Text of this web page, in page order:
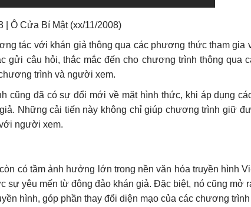
| Ô Cửa Bí Mật (xx/11/2008)
tác với khán giả thông qua các phương thức tham gia
gửi câu hỏi, thắc mắc đến cho chương trình thông qua
trình và người xem.
cũng đã có sự đổi mới về mặt hình thức, khi áp dụng
Những cải tiến này không chỉ giúp chương trình giữ
người xem.
có tầm ảnh hưởng lớn trong nền văn hóa truyền hình
yêu mến từ đông đảo khán giả. Đặc biệt, nó cũng mở
hình, góp phần thay đổi diện mạo của các chương